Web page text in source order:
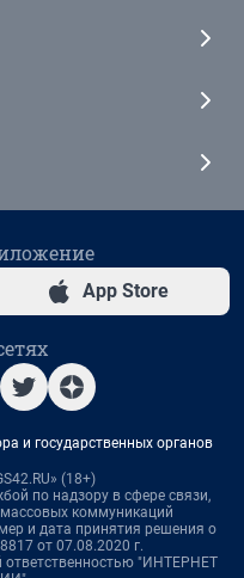
App Store
и государственных органов
(18+)
по надзору в сфере связи,
коммуникаций
и дата принятия решения о
от 07.08.2020 г.
ответственностью "ИНТЕРНЕТ